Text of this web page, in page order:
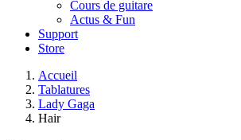
Cours de guitare
Actus & Fun
Support
Store
Accueil
Tablatures
Lady Gaga
Hair